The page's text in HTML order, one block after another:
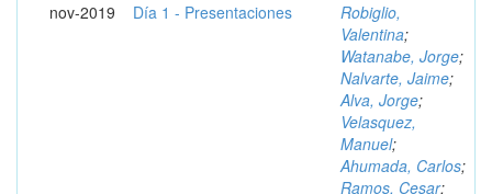
nov-2019 Día 1 - Presentaciones
Robiglio,
Valentina;
Watanabe, Jorge;
Nalvarte, Jaime;
Alva, Jorge;
Velasquez,
Manuel;
Ahumada, Carlos;
Ramos, Cesar;